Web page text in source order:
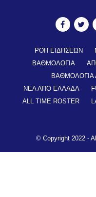
ΡΟΗ ΕΙΔΗΣΕΩΝ
ΒΑΘΜΟΛΟΓΙΑ
ΒΑΘΜΟΛΟΓΙΑ
ΝΕΑ ΑΠΟ ΕΛΛΑΔΑ
ALL TIME ROSTER
© Copyright 2022 -